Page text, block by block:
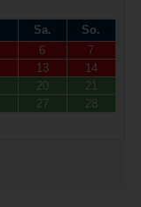
Sa.
So.
6
7
13
14
20
21
27
28